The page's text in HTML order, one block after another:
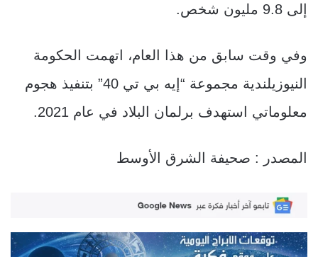
إلى 9.8 مليون شخص.
وفي وقت سابق من هذا العام، اتهمت الحكومة
النيوزيلندية مجموعة “إيه بي تي 40” بتنفيذ هجوم
معلوماتي استهدف برلمان البلاد في عام 2021.
المصدر : صحيفة الشرق الأوسط